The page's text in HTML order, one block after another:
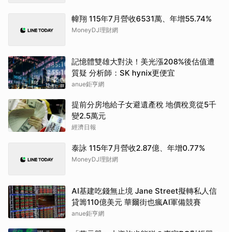
幃翔 115年7月營收6531萬、年增55.74%
MoneyDJ理財網
記憶體雙雄大對決！美光漲208%後估值遭
質疑 分析師：SK hynix更便宜
anue鉅亨網
提前分房地給子女避遺產稅 地價稅竟從5千
變2.5萬元
經濟日報
泰詠 115年7月營收2.87億、年增0.77%
MoneyDJ理財網
AI基建吃錢無止境 Jane Street擬轉私人信
貸籌110億美元 華爾街也瘋AI軍備競賽
anue鉅亨網